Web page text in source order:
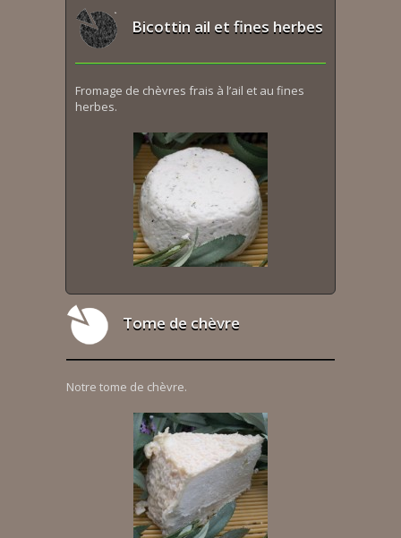
Bicottin ail et fines herbes
Fromage de chèvres frais à l’ail et au fines
herbes.
Tome de chèvre
Notre tome de chèvre.